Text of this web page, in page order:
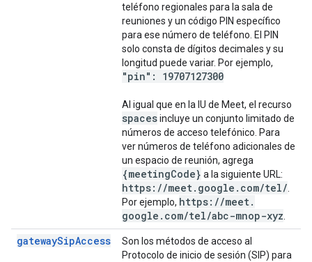
teléfono regionales para la sala de
reuniones y un código PIN específico
para ese número de teléfono. El PIN
solo consta de dígitos decimales y su
longitud puede variar. Por ejemplo,
"pin": 19707127300
Al igual que en la IU de Meet, el recurso
spacesincluye un conjunto limitado de
números de acceso telefónico. Para
ver números de teléfono adicionales de
un espacio de reunión, agrega
{meetingCode} a la siguiente URL:
https: //meet . google . com/tel/
Por ejemplo, https: //meet .
google . com/tel/abc-mnop-xyz
gatewaySipAccess
Son los métodos de acceso al
Protocolo de inicio de sesión (SIP) para